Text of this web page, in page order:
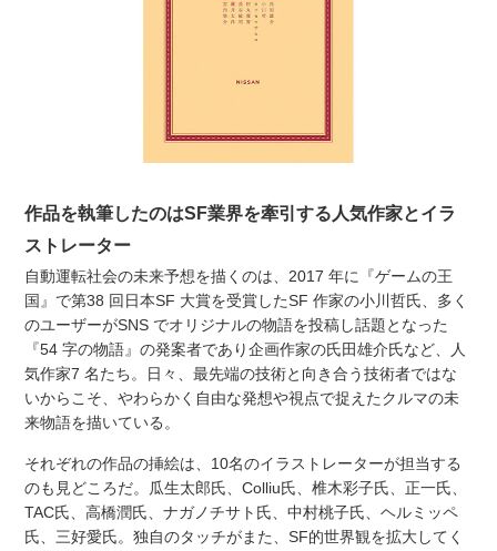
作品を執筆したのはSF業界を牽引する人気作家とイラ
ストレーター
自動運転社会の未来予想を描くのは、2017 年に『ゲームの王
国』で第38 回日本SF 大賞を受賞したSF 作家の小川哲氏、多く
のユーザーがSNS でオリジナルの物語を投稿し話題となった
『54 字の物語』の発案者であり企画作家の氏田雄介氏など、人
気作家7 名たち。日々、最先端の技術と向き合う技術者ではな
いからこそ、やわらかく自由な発想や視点で捉えたクルマの未
来物語を描いている。
それぞれの作品の挿絵は、10名のイラストレーターが担当する
のも見どころだ。瓜生太郎氏、Colliu氏、椎木彩子氏、正一氏、
TAC氏、高橋潤氏、ナガノチサト氏、中村桃子氏、ヘルミッペ
氏、三好愛氏。独自のタッチがまた、SF的世界観を拡大してく